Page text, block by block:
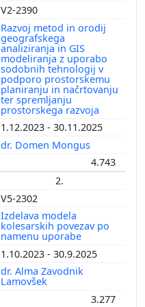
V2-2390
Razvoj metod in orodij
geografskega
analiziranja in GIS
modeliranja z uporabo
sodobnih tehnologij v
podporo prostorskemu
planiranju in načrtovanju
ter spremljanju
prostorskega razvoja
1.12.2023 - 30.11.2025
dr. Domen Mongus
4.743
2.
V5-2302
Izdelava modela
kolesarskih povezav po
namenu uporabe
1.10.2023 - 30.9.2025
dr. Alma Zavodnik
Lamovšek
3.277